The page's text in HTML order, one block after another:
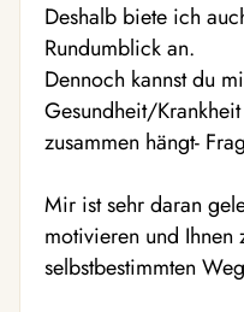
Deshalb biete ich
Rundumblick an.
Dennoch kannst du
Gesundheit/
zusammen hängt-
Mir ist sehr daran
motivieren und Ihnen
selbstbestimmten